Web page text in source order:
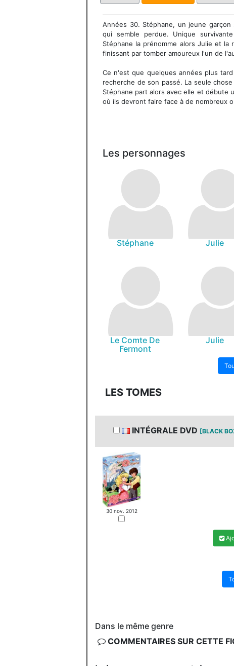
Années 30. Stéphane, un jeune
qui semble perdue. Unique
Stéphane la prénomme alors Julie et
finissant par tomber amoureux l'un de
Ce n'est que quelques années plus
recherche de son passé. La seule
Stéphane part alors avec elle et débute
où ils devront faire face à de nombreux
Les personnages
Stéphane Julie
Le Comte De
Fermont
Julie
LES TOMES
INTÉGRALE DVD [BLACK
30 nov. 2012
Dans le même genre
COMMENTAIRES SUR CETTE